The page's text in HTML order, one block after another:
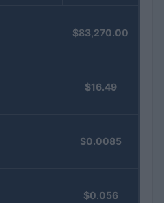
$83,270.00
$16.49
$0.0085
$0.056